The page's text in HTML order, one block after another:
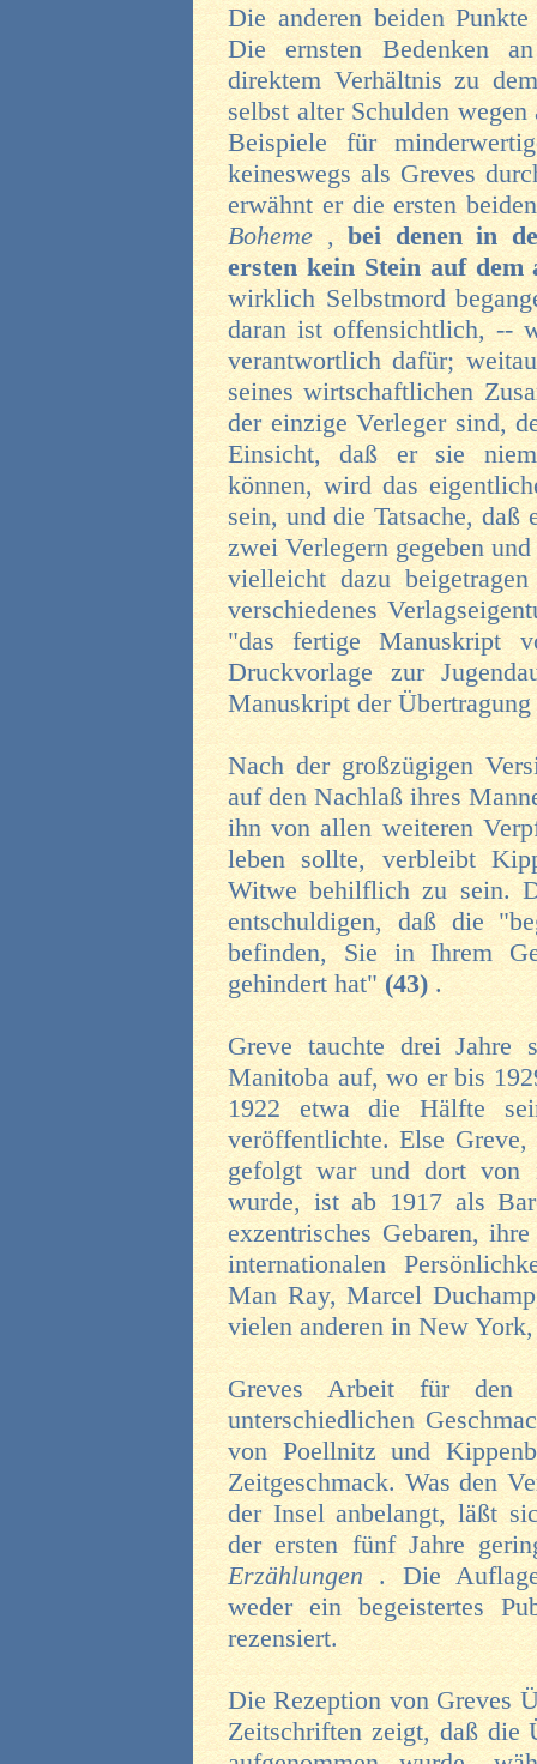
Die anderen beiden
Die ernsten Bedenken
direktem Verhältnis zu
selbst alter Schulden
Beispiele für
keineswegs als Greves
erwähnt er die ersten
Boheme,bei denen in
ersten kein Stein auf
wirklich Selbstmord
daran ist offensichtlich, --
verantwortlich dafür;
seines wirtschaftlichen
der einzige Verleger sind,
Einsicht, daß er sie
können, wird das
sein, und die Tatsache,
zwei Verlegern gegeben
vielleicht dazu
verschiedenes
"das fertige Manuskript
Druckvorlage zur
Manuskript der
Nach der großzügigen
auf den Nachlaß ihres
ihn von allen weiteren
leben sollte, verbleibt
Witwe behilflich zu sein.
entschuldigen, daß die
befinden, Sie in Ihrem
gehindert hat" (43) .
Greve tauchte drei Jahre
Manitoba auf, wo er bis
1922 etwa die Hälfte
veröffentlichte. Else
gefolgt war und dort von
wurde, ist ab 1917 als
exzentrisches Gebaren,
internationalen
Man Ray, Marcel
vielen anderen in New
Greves Arbeit für den
unterschiedlichen
von Poellnitz und
Zeitgeschmack. Was den
der Insel anbelangt, läßt
der ersten fünf Jahre
Erzählungen . Die
weder ein begeistertes
rezensiert.
Die Rezeption von Greves
Zeitschriften zeigt, daß die